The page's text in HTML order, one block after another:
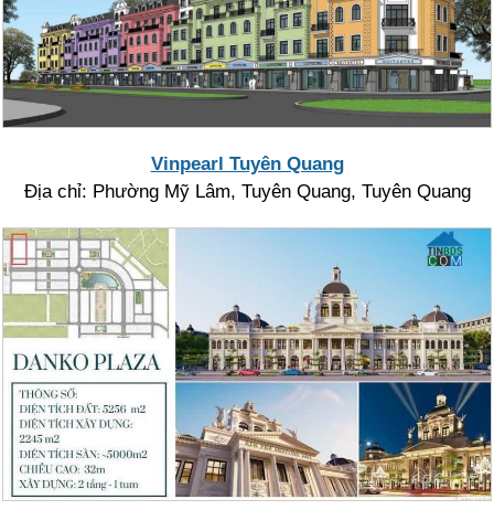
Vinpearl Tuyên Quang
Địa chỉ: Phường Mỹ Lâm, Tuyên Quang, Tuyên Quang